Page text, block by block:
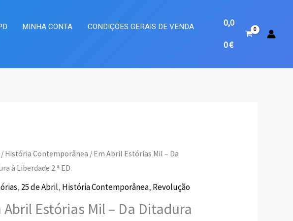
MINHA CONTA
CONDIÇÕES GERAIS DE VENDA
0,0
0€
/ História Contemporânea / Em Abril Estórias Mil – Da
à Liberdade 2.ª ED.
, 25 de Abril, História Contemporânea, Revolução
Abril Estórias Mil – Da Ditadura
O
preço
original
O
preço
atual